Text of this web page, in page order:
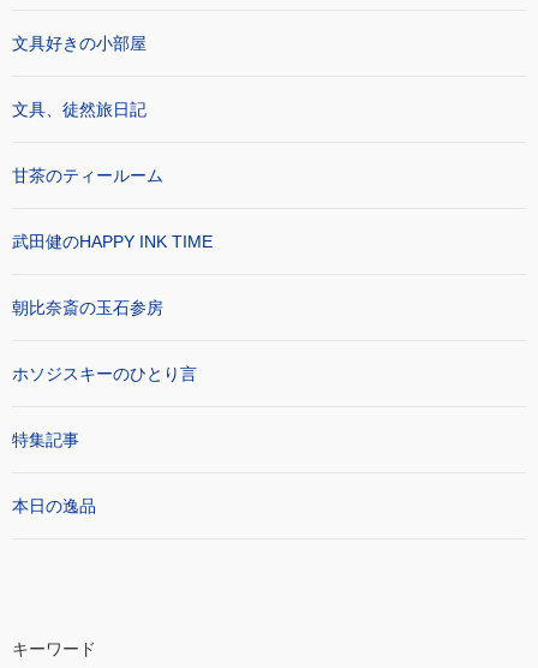
文具好きの小部屋
文具、徒然旅日記
甘茶のティールーム
武田健のHAPPY INK TIME
朝比奈斎の玉石参房
ホソジスキーのひとり言
特集記事
本日の逸品
キーワード